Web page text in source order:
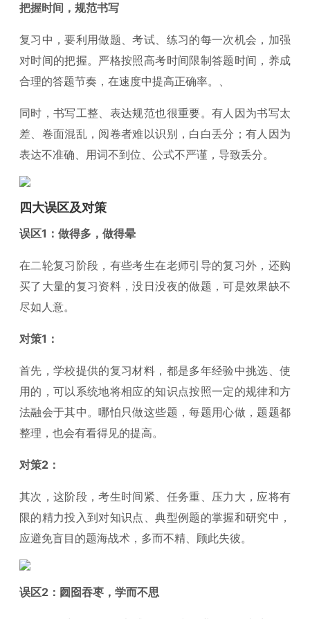
把握时间，规范书写
复习中，要利用做题、考试、练习的每一次机会，加强
对时间的把握。严格按照高考时间限制答题时间，养成
合理的答题节奏，在速度中提高正确率。、
同时，书写工整、表达规范也很重要。有人因为书写太
差、卷面混乱，阅卷者难以识别，白白丢分；有人因为
表达不准确、用词不到位、公式不严谨，导致丢分。
四大误区及对策
误区1：做得多，做得晕
在二轮复习阶段，有些考生在老师引导的复习外，还购
买了大量的复习资料，没日没夜的做题，可是效果缺不
尽如人意。
对策1：
首先，学校提供的复习材料，都是多年经验中挑选、使
用的，可以系统地将相应的知识点按照一定的规律和方
法融会于其中。哪怕只做这些题，每题用心做，题题都
整理，也会有看得见的提高。
对策2：
其次，这阶段，考生时间紧、任务重、压力大，应将有
限的精力投入到对知识点、典型例题的掌握和研究中，
应避免盲目的题海战术，多而不精、顾此失彼。
误区2：囫囵吞枣，学而不思